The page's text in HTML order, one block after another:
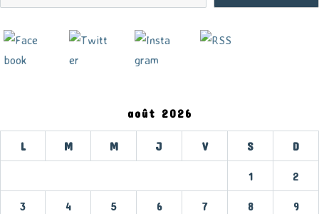
août 2026
L M M J V S D
1 2
3 4 5 6 7 8 9